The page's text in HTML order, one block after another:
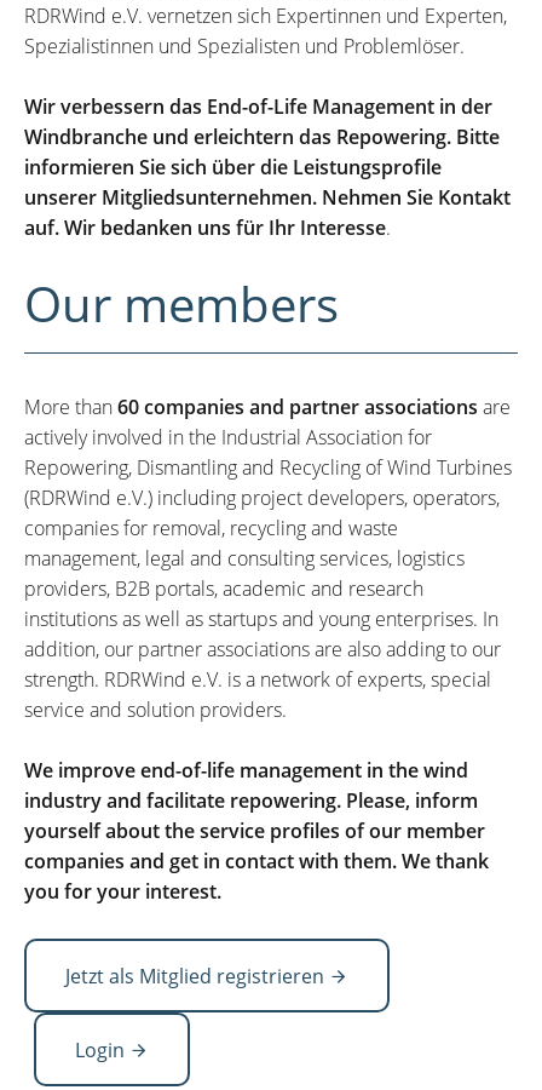
RDRWind e.V. vernetzen sich Expertinnen und Experten,
Spezialistinnen und Spezialisten und Problemlöser.
Wir verbessern das End-of-Life Management in der
Windbranche und erleichtern das Repowering. Bitte
informieren Sie sich über die Leistungsprofile
unserer Mitgliedsunternehmen. Nehmen Sie Kontakt
auf. Wir bedanken uns für Ihr Interesse.
Our members
More than60 companies and partner associations are
actively involved in the Industrial Association for
Repowering, Dismantling and Recycling of Wind Turbines
(RDRWind e.V.) including project developers, operators,
companies for removal, recycling and waste
management, legal and consulting services, logistics
providers, B2B portals, academic and research
institutions as well as startups and young enterprises. In
addition, our partner associations are also adding to our
strength. RDRWind e.V. is a network of experts, special
service and solution providers.
We improve end-of-life management in the wind
industry and facilitate repowering. Please, inform
yourself about the service profiles of our member
companies and get in contact with them. We thank
you for your interest.
Jetzt als Mitglied registrieren
Login